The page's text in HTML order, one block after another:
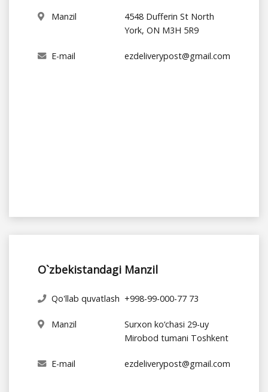
Manzil
4548 Dufferin St North
York, ON M3H 5R9
E-mail ezdeliverypost@gmail.com
O`zbekistandagi Manzil
Qo'llab quvatlash +998-99-000-77 73
Manzil
Surxon ko‘chasi 29-uy
Mirobod tumani Toshkent
E-mail ezdeliverypost@gmail.com